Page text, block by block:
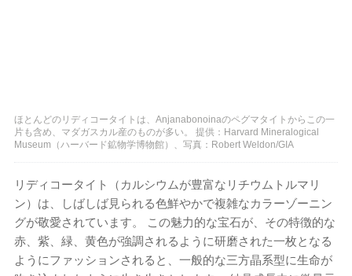
ほとんどのリディコータイトは、Anjanabonoinaのペグマタイトからこの一
片も含め、マダガスカル産のものが多い。 提供：Harvard Mineralogical
Museum（ハーバード鉱物学博物館）、写真：Robert Weldon/GIA
リディコータイト（カルシウムが豊富なリチウムトルマリ
ン）は、しばしば見られる色鮮やかで複雑なカラーゾーニン
グが敬愛されています。 この魅力的な宝石が、その特徴的な
赤、紫、緑、黄色が強調されるように研磨された一枚となる
ようにファッションされると、一般的な三方晶系型に生命が